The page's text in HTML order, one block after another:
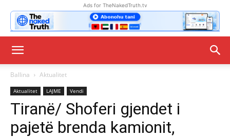
Ads for TheNakedTruth.tv
Ballina Aktualitet
Aktualitet LAJME Vendi
Tiranë/ Shoferi gjendet i
pajetë brenda kamionit,